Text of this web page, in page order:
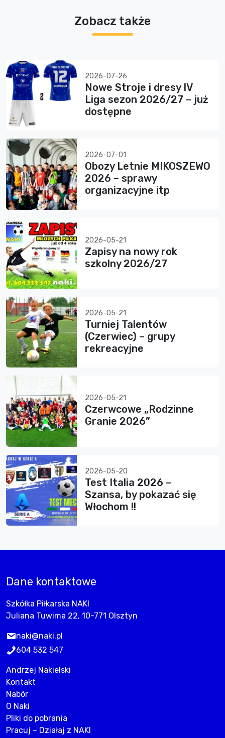
Zobacz także
2026-07-26
Nowe Stroje i dresy IV
Liga sezon 2026/27 – już
dostępne
2026-07-01
Obozy Letnie MIKOSZEWO
2026 – sprawy
organizacyjne itp
2026-05-21
Zapisy na nowy rok
szkolny 2026/27
2026-05-21
Turniej Talentów
(Czerwiec) – grupy
rekreacyjne
2026-05-21
Czerwcowe „Rodzinne
Granie 2026”
2026-05-20
Test Italia 2026 –
Szansa, by pokazać się
Włochom !!
Dane kontaktowe
Szkółka Piłkarska NAKI
Juliana Tuwima 22, 10-771 Olsztyn
naki@naki.pl
604 532 547
Andrzej Nakielski
Kontakt
Nabór
O Naki
Pliki do pobrania
Pracuj – Działaj z NAKI